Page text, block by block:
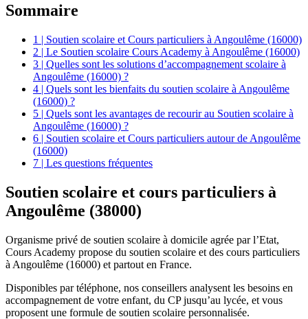
Sommaire
1 | Soutien scolaire et Cours particuliers à Angoulême (16000)
2 | Le Soutien scolaire Cours Academy à Angoulême (16000)
3 | Quelles sont les solutions d’accompagnement scolaire à
Angoulême (16000) ?
4 | Quels sont les bienfaits du soutien scolaire à Angoulême
(16000) ?
5 | Quels sont les avantages de recourir au Soutien scolaire à
Angoulême (16000) ?
6 | Soutien scolaire et Cours particuliers autour de Angoulême
(16000)
7 | Les questions fréquentes
Soutien scolaire et cours particuliers à
Angoulême (38000)
Organisme privé de soutien scolaire à domicile agrée par l’Etat,
Cours Academy propose du soutien scolaire et des cours particuliers
à Angoulême (16000) et partout en France.
Disponibles par téléphone, nos conseillers analysent les besoins en
accompagnement de votre enfant, du CP jusqu’au lycée, et vous
proposent une formule de soutien scolaire personnalisée.